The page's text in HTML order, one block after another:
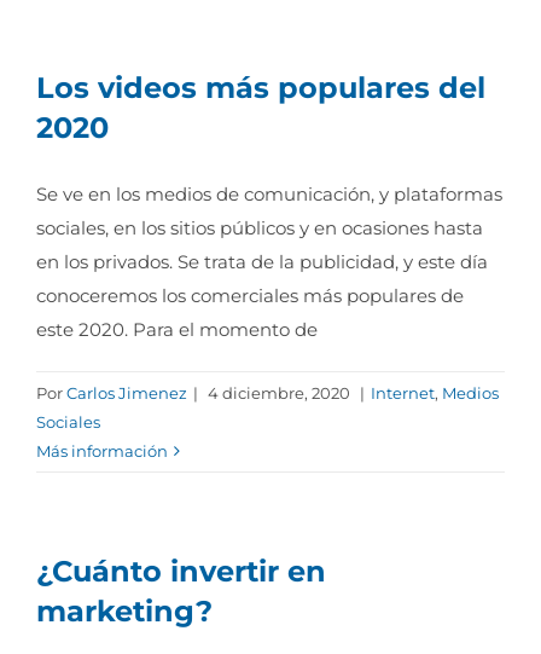
Los videos más populares del
2020
Se ve en los medios de comunicación, y plataformas
sociales, en los sitios públicos y en ocasiones hasta
en los privados. Se trata de la publicidad, y este día
conoceremos los comerciales más populares de
este 2020. Para el momento de
PorCarlos Jimenez | 4 diciembre, 2020 | Internet, Medios
Sociales
Más información
¿Cuánto invertir en
marketing?